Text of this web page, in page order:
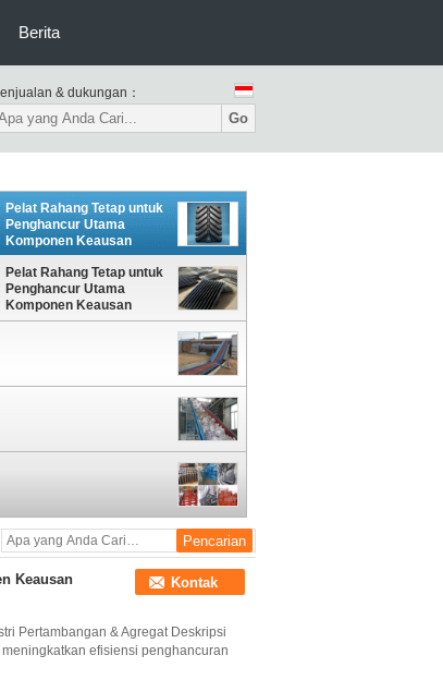
Berita
& dukungan：
Go
Pelat Rahang Tetap untuk
Penghancur Utama
Komponen Keausan
Tambang Baja Paduan
Kekuatan Tarik Tinggi
Pelat Rahang Tetap untuk
Penghancur Utama
Komponen Keausan
Tambang Baja Paduan
Keausan
Kontak
Pertambangan & Agregat Deskripsi
efisiensi penghancuran